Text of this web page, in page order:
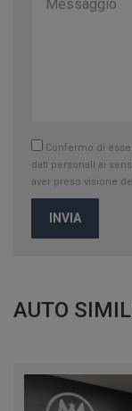
Confermo di
dati personali ai
aver preso visione
INVIA
AUTO